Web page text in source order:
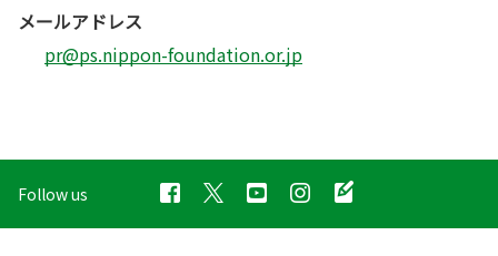
メールアドレス
pr@ps.nippon-foundation.or.jp
Follow us